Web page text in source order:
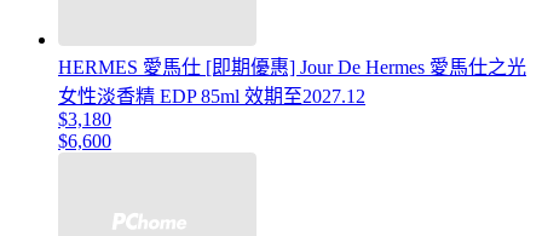
HERMES 愛馬仕 [即期優惠] Jour De Hermes 愛馬仕之光
女性淡香精 EDP 85ml 效期至2027.12
$3,180
$6,600